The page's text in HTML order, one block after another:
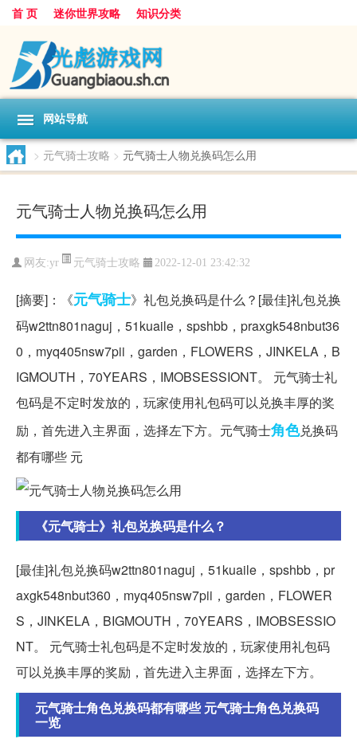
首 页 迷你世界攻略 知识分类
网站导航
> 元气骑士攻略 > 元气骑士人物兑换码怎么用
元气骑士人物兑换码怎么用
网友:yr 元气骑士攻略 2022-12-01 23:42:32
[摘要]：《元气骑士》礼包兑换码是什么？[最佳]礼包兑换
码w2ttn801naguj，51kuaile，spshbb，praxgk548nbut36
0，myq405nsw7pii，garden，FLOWERS，JINKELA，B
IGMOUTH，70YEARS，IMOBSESSIONT。 元气骑士礼
包码是不定时发放的，玩家使用礼包码可以兑换丰厚的奖
励，首先进入主界面，选择左下方。元气骑士角色兑换码
都有哪些 元
《元气骑士》礼包兑换码是什么？
[最佳]礼包兑换码w2ttn801naguj，51kuaile，spshbb，pr
axgk548nbut360，myq405nsw7pii，garden，FLOWER
S，JINKELA，BIGMOUTH，70YEARS，IMOBSESSIO
NT。 元气骑士礼包码是不定时发放的，玩家使用礼包码
可以兑换丰厚的奖励，首先进入主界面，选择左下方。
元气骑士角色兑换码都有哪些 元气骑士角色兑换码
一览